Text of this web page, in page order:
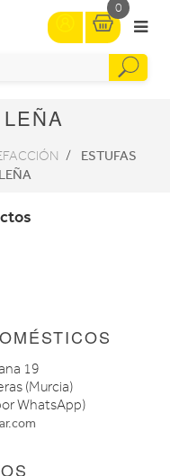
0
ESTUFAS
19
(Murcia)
WhatsApp)